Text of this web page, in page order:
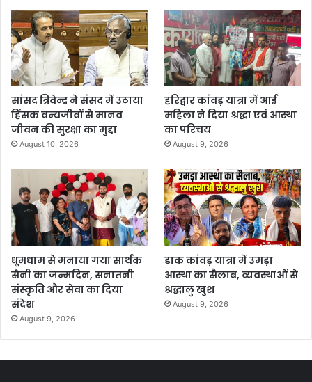
सांसद त्रिवेन्द्र ने संसद में उठाया
हिंसक वन्यजीवों से मानव
जीवन की सुरक्षा का मुद्दा
August 10, 2026
हरिद्वार कांवड़ यात्रा में आई
महिला ने दिया श्रद्धा एवं आस्था
का परिचय
August 9, 2026
धूमधाम से मनाया गया सार्थक
सैनी का जन्मदिन, सनातनी
संस्कृति और सेवा का दिया
संदेश
August 9, 2026
डाक कांवड़ यात्रा में उमड़ा
आस्था का सैलाब, व्यवस्थाओं से
श्रद्धालु खुश
August 9, 2026